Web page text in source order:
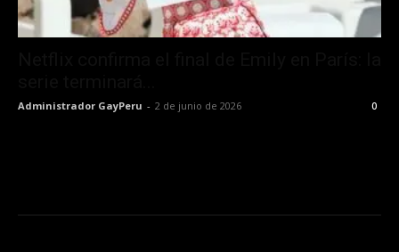
Administrador GayPeru - 2 de junio de 2026 0